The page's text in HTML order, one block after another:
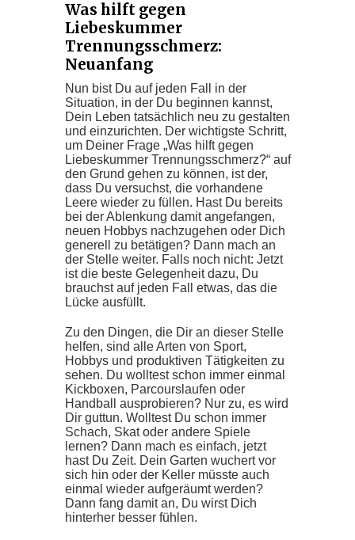
Was hilft gegen
Liebeskummer
Trennungsschmerz:
Neuanfang
Nun bist Du auf jeden Fall in der
Situation, in der Du beginnen kannst,
Dein Leben tatsächlich neu zu gestalten
und einzurichten. Der wichtigste Schritt,
um Deiner Frage „Was hilft gegen
Liebeskummer Trennungsschmerz?“ auf
den Grund gehen zu können, ist der,
dass Du versuchst, die vorhandene
Leere wieder zu füllen. Hast Du bereits
bei der Ablenkung damit angefangen,
neuen Hobbys nachzugehen oder Dich
generell zu betätigen? Dann mach an
der Stelle weiter. Falls noch nicht: Jetzt
ist die beste Gelegenheit dazu, Du
brauchst auf jeden Fall etwas, das die
Lücke ausfüllt.
Zu den Dingen, die Dir an dieser Stelle
helfen, sind alle Arten von Sport,
Hobbys und produktiven Tätigkeiten zu
sehen. Du wolltest schon immer einmal
Kickboxen, Parcourslaufen oder
Handball ausprobieren? Nur zu, es wird
Dir guttun. Wolltest Du schon immer
Schach, Skat oder andere Spiele
lernen? Dann mach es einfach, jetzt
hast Du Zeit. Dein Garten wuchert vor
sich hin oder der Keller müsste auch
einmal wieder aufgeräumt werden?
Dann fang damit an, Du wirst Dich
hinterher besser fühlen.